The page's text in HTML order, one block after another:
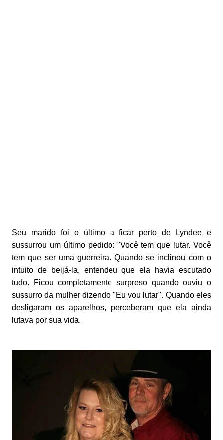
Seu marido foi o último a ficar perto de Lyndee e
sussurrou um último pedido: "Você tem que lutar. Você
tem que ser uma guerreira. Quando se inclinou com o
intuito de beijá-la, entendeu que ela havia escutado
tudo. Ficou completamente surpreso quando ouviu o
sussurro da mulher dizendo "Eu vou lutar". Quando eles
desligaram os aparelhos, perceberam que ela ainda
lutava por sua vida.